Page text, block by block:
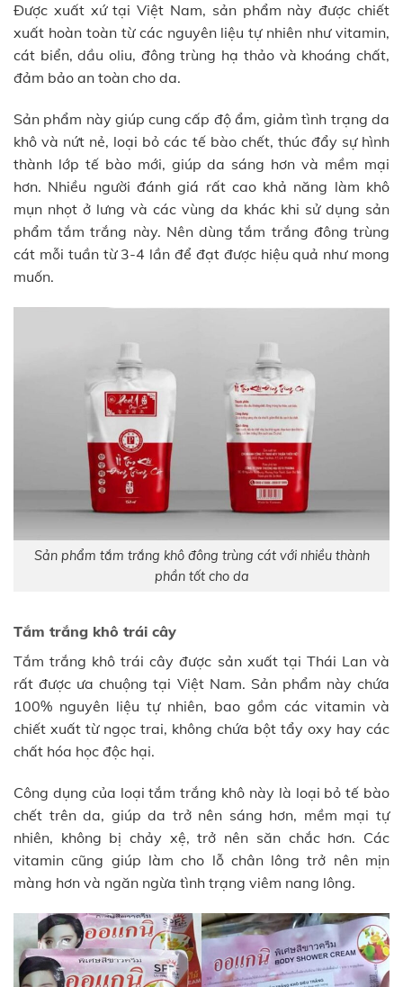
Được xuất xứ tại Việt Nam, sản phẩm này được chiết
xuất hoàn toàn từ các nguyên liệu tự nhiên như vitamin,
cát biển, dầu oliu, đông trùng hạ thảo và khoáng chất,
đảm bảo an toàn cho da.
Sản phẩm này giúp cung cấp độ ẩm, giảm tình trạng da
khô và nứt nẻ, loại bỏ các tế bào chết, thúc đẩy sự hình
thành lớp tế bào mới, giúp da sáng hơn và mềm mại
hơn. Nhiều người đánh giá rất cao khả năng làm khô
mụn nhọt ở lưng và các vùng da khác khi sử dụng sản
phẩm tắm trắng này. Nên dùng tắm trắng đông trùng
cát mỗi tuần từ 3-4 lần để đạt được hiệu quả như mong
muốn.
Sản phẩm tắm trắng khô đông trùng cát với nhiều thành
phần tốt cho da
Tắm trắng khô trái cây
Tắm trắng khô trái cây được sản xuất tại Thái Lan và
rất được ưa chuộng tại Việt Nam. Sản phẩm này chứa
100% nguyên liệu tự nhiên, bao gồm các vitamin và
chiết xuất từ ngọc trai, không chứa bột tẩy oxy hay các
chất hóa học độc hại.
Công dụng của loại tắm trắng khô này là loại bỏ tế bào
chết trên da, giúp da trở nên sáng hơn, mềm mại tự
nhiên, không bị chảy xệ, trở nên săn chắc hơn. Các
vitamin cũng giúp làm cho lỗ chân lông trở nên mịn
màng hơn và ngăn ngừa tình trạng viêm nang lông.